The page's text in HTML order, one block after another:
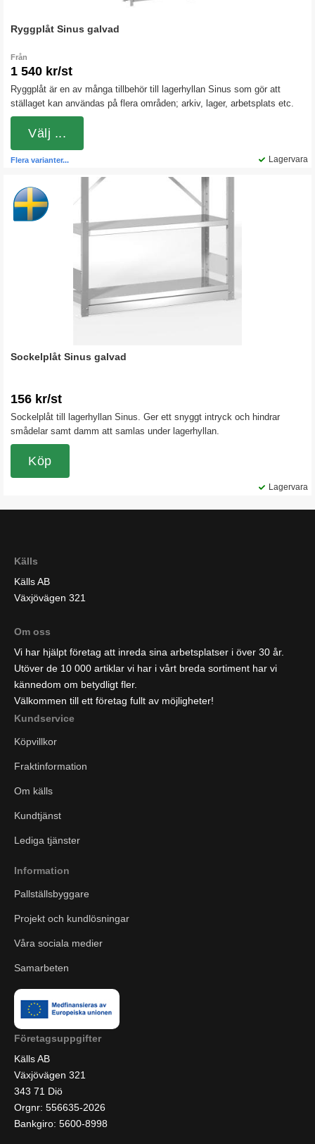
Ryggplåt Sinus galvad
Från
1 540 kr/st
Ryggplåt är en av många tillbehör till lagerhyllan Sinus som gör att
ställaget kan användas på flera områden; arkiv, lager, arbetsplats etc.
Lagervara
Flera varianter...
Välj ...
Sockelplåt Sinus galvad
156 kr/st
Sockelplåt till lagerhyllan Sinus. Ger ett snyggt intryck och hindrar
smådelar samt damm att samlas under lagerhyllan.
Lagervara
Köp
Källs
Källs AB
Växjövägen 321
Om oss
Vi har hjälpt företag att inreda sina arbetsplatser i över 30 år.
Utöver de 10 000 artiklar vi har i vårt breda sortiment har vi
kännedom om betydligt fler.
Välkommen till ett företag fullt av möjligheter!
Kundservice
Köpvillkor
Fraktinformation
Om källs
Kundtjänst
Lediga tjänster
Information
Pallställsbyggare
Projekt och kundlösningar
Våra sociala medier
Samarbeten
Företagsuppgifter
Källs AB
Växjövägen 321
343 71 Diö
Orgnr: 556635-2026
Bankgiro: 5600-8998